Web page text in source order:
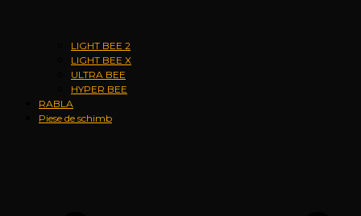
LIGHT BEE 2
LIGHT BEE X
ULTRA BEE
HYPER BEE
RABLA
Piese de schimb